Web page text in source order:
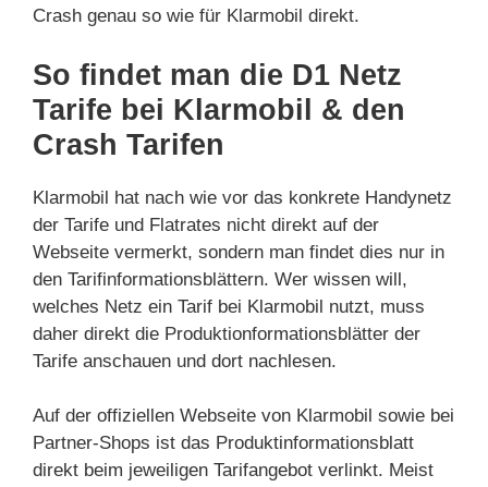
Crash genau so wie für Klarmobil direkt.
So findet man die D1 Netz
Tarife bei Klarmobil & den
Crash Tarifen
Klarmobil hat nach wie vor das konkrete Handynetz
der Tarife und Flatrates nicht direkt auf der
Webseite vermerkt, sondern man findet dies nur in
den Tarifinformationsblättern. Wer wissen will,
welches Netz ein Tarif bei Klarmobil nutzt, muss
daher direkt die Produktionformationsblätter der
Tarife anschauen und dort nachlesen.
Auf der offiziellen Webseite von Klarmobil sowie bei
Partner-Shops ist das Produktinformationsblatt
direkt beim jeweiligen Tarifangebot verlinkt. Meist